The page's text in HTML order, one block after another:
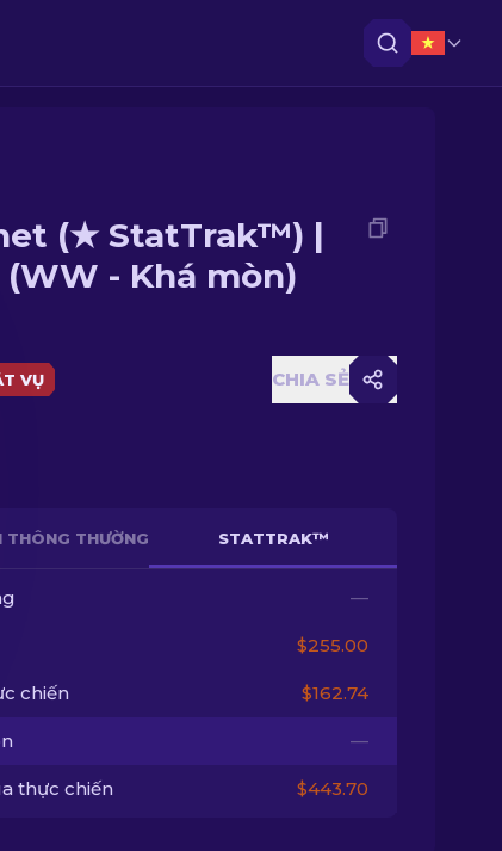
(★ StatTrak™) |
- Khá mòn)
VỤ CHIA SẺ
THÔNG THƯỜNG STATTRAK™
—
$255.00
chiến $162.74
—
thực chiến $443.70